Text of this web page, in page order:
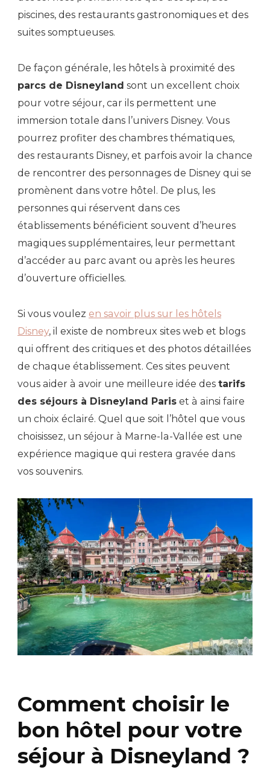
piscines, des restaurants gastronomiques et des
suites somptueuses.
De façon générale, les hôtels à proximité des
parcs de Disneyland sont un excellent choix
pour votre séjour, car ils permettent une
immersion totale dans l’univers Disney. Vous
pourrez profiter des chambres thématiques,
des restaurants Disney, et parfois avoir la chance
de rencontrer des personnages de Disney qui se
promènent dans votre hôtel. De plus, les
personnes qui réservent dans ces
établissements bénéficient souvent d’heures
magiques supplémentaires, leur permettant
d’accéder au parc avant ou après les heures
d’ouverture officielles.
Si vous voulez en savoir plus sur les hôtels
Disney, il existe de nombreux sites web et blogs
qui offrent des critiques et des photos détaillées
de chaque établissement. Ces sites peuvent
vous aider à avoir une meilleure idée des tarifs
des séjours à Disneyland Paris et à ainsi faire
un choix éclairé. Quel que soit l’hôtel que vous
choisissez, un séjour à Marne-la-Vallée est une
expérience magique qui restera gravée dans
vos souvenirs.
Comment choisir le
bon hôtel pour votre
séjour à Disneyland ?